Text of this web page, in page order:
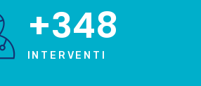
+348
INTERVENTI